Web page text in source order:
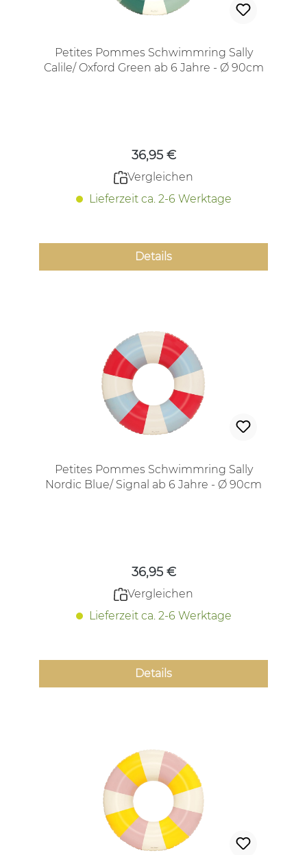
Petites Pommes Schwimmring Sally
Calile/ Oxford Green ab 6 Jahre - Ø 90cm
36,95 €
Vergleichen
Lieferzeit ca. 2-6 Werktage
Details
Petites Pommes Schwimmring Sally
Nordic Blue/ Signal ab 6 Jahre - Ø 90cm
36,95 €
Vergleichen
Lieferzeit ca. 2-6 Werktage
Details